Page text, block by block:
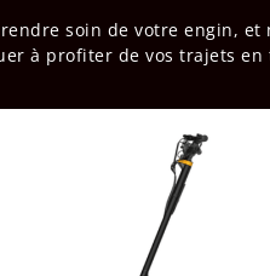
soin de votre engin,
à profiter de vos trajets